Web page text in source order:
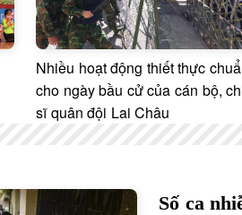
Nhiều hoạt động thiết thực
cho ngày bầu cử của cán bộ,
sĩ quân đội Lai Châu
Số ca